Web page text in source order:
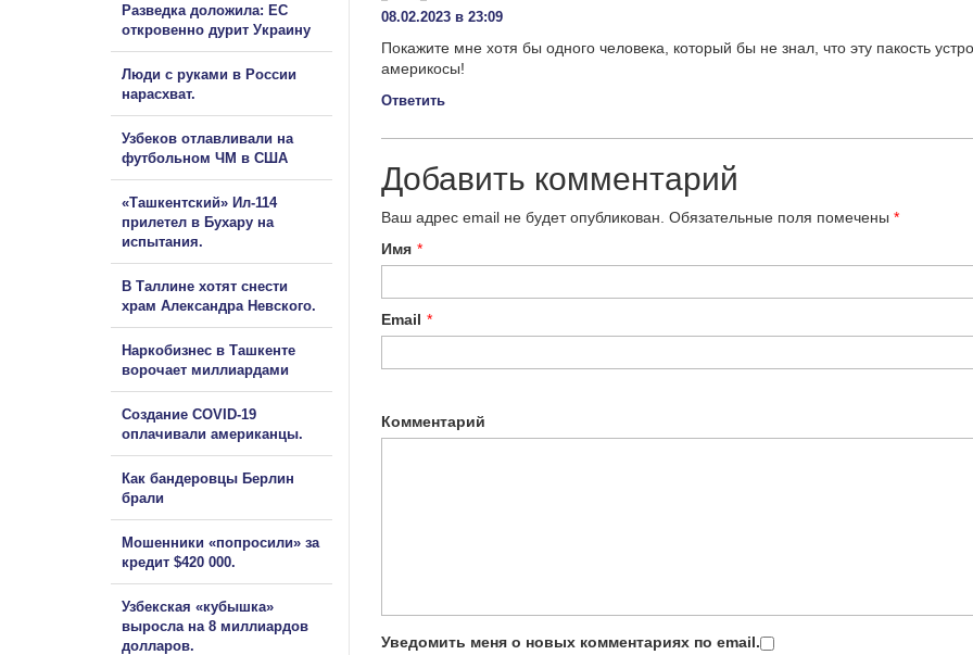
08.02.2023 в 23:09
Покажите мне хотя бы одного человека, который бы не знал, что эту пакость
америкосы!
Ответить
Добавить комментарий
Ваш адрес email не будет опубликован. Обязательные поля помечены *
Имя *
Email *
Комментарий
Уведомить меня о новых комментариях по email.
Разведка доложила: ЕС
откровенно дурит Украину
Люди с руками в России
нарасхват.
Узбеков отлавливали на
футбольном ЧМ в США
«Ташкентский» Ил-114
прилетел в Бухару на
испытания.
В Таллине хотят снести
храм Александра Невского.
Наркобизнес в Ташкенте
ворочает миллиардами
Создание COVID-19
оплачивали американцы.
Как бандеровцы Берлин
брали
Мошенники «попросили» за
кредит $420 000.
Узбекская «кубышка»
выросла на 8 миллиардов
долларов.